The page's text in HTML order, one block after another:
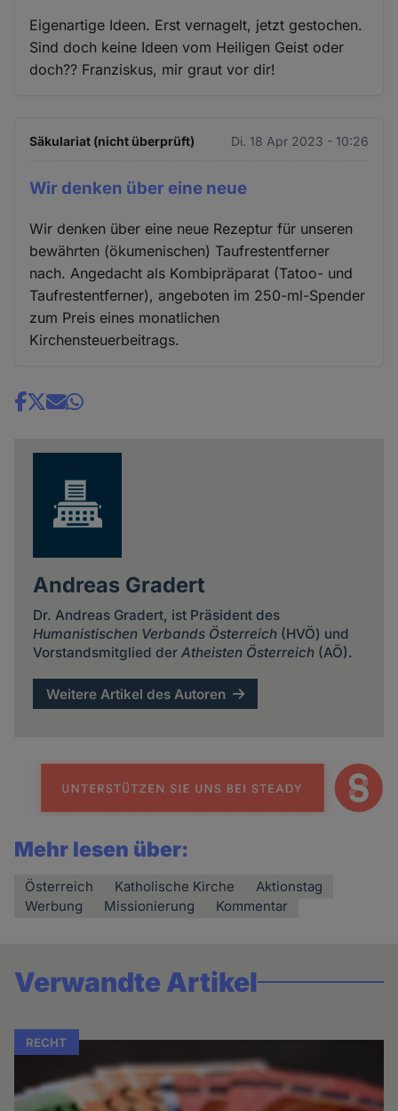
Eigenartige Ideen. Erst vernagelt, jetzt gestochen.
Sind doch keine Ideen vom Heiligen Geist oder
doch?? Franziskus, mir graut vor dir!
Säkulariat (nicht überprüft) Di. 18 Apr 2023 - 10:26
Wir denken über eine neue
Wir denken über eine neue Rezeptur für unseren
bewährten (ökumenischen) Taufrestentferner
nach. Angedacht als Kombipräparat (Tatoo- und
Taufrestentferner), angeboten im 250-ml-Spender
zum Preis eines monatlichen
Kirchensteuerbeitrags.
Share
Andreas Gradert
Dr. Andreas Gradert, ist Präsident des
Humanistischen Verbands Österreich(HVÖ) und
Vorstandsmitglied der Atheisten Österreich (AÖ).
Weitere Artikel des Autoren
Mehr lesen über:
Österreich Katholische Kirche
Aktionstag
Werbung
Missionierung Kommentar
Verwandte Artikel
RECHT